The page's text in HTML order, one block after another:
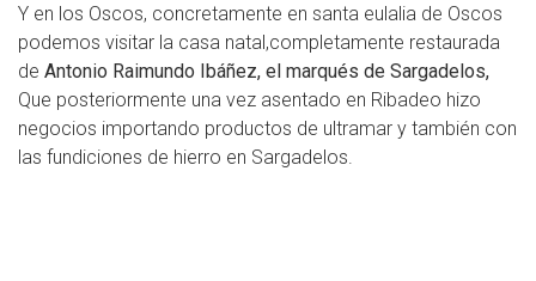
Y en los Oscos, concretamente en santa eulalia de Oscos
podemos visitar la casa natal,completamente restaurada
de Antonio Raimundo Ibáñez, el marqués de Sargadelos,
Que posteriormente una vez asentado en Ribadeo hizo
negocios importando productos de ultramar y también con
las fundiciones de hierro en Sargadelos.